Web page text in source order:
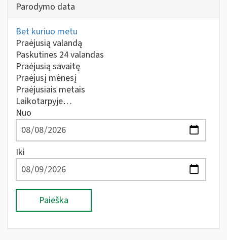
Parodymo data
Bet kuriuo metu
Praėjusią valandą
Paskutines 24 valandas
Praėjusią savaitę
Praėjusį mėnesį
Praėjusiais metais
Laikotarpyje…
Nuo
Iki
Paieška